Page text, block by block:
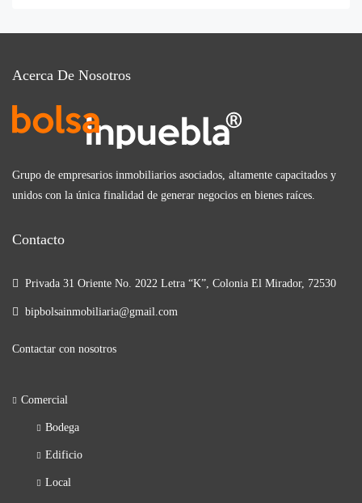
Acerca De Nosotros
Grupo de empresarios inmobiliarios asociados, altamente capacitados y
unidos con la única finalidad de generar negocios en bienes raíces.
Contacto
Privada 31 Oriente No. 2022 Letra “K”, Colonia El Mirador, 72530
bipbolsainmobiliaria@gmail.com
Contactar con nosotros
Comercial
Bodega
Edificio
Local